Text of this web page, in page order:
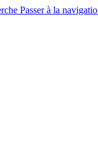
Passer à la